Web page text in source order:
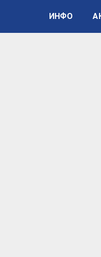
ИНФО